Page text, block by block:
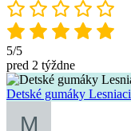
5/5
pred 2 týždne
Detské gumáky Lesniaci